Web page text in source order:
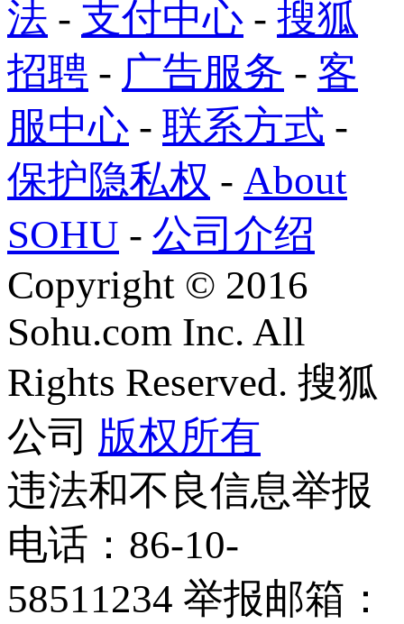
法 - 支付中心 - 搜狐
招聘 - 广告服务 - 客
服中心 - 联系方式 -
保护隐私权 - About
SOHU - 公司介绍
Copyright © 2016
Sohu.com Inc. All
Rights Reserved. 搜狐
公司 版权所有
违法和不良信息举报
电话：86-10-
58511234 举报邮箱：